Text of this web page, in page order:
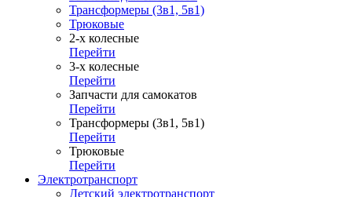
Трансформеры (3в1, 5в1)
Трюковые
2-х колесные
Перейти
3-х колесные
Перейти
Запчасти для самокатов
Перейти
Трансформеры (3в1, 5в1)
Перейти
Трюковые
Перейти
Электротранспорт
Детский электротранспорт